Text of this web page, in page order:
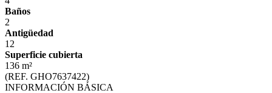
Baños
2
Antigüedad
12
Superficie cubierta
136 m²
(REF. GHO7637422)
INFORMACIÓN BÁSICA